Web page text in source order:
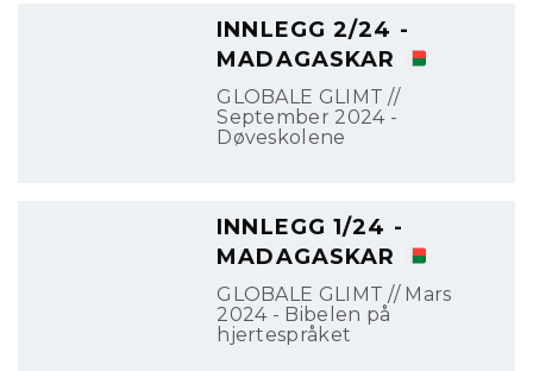
INNLEGG 2/24 -
MADAGASKAR
GLOBALE GLIMT //
September 2024 -
Døveskolene
INNLEGG 1/24 -
MADAGASKAR
GLOBALE GLIMT // Mars
2024 - Bibelen på
hjertespråket